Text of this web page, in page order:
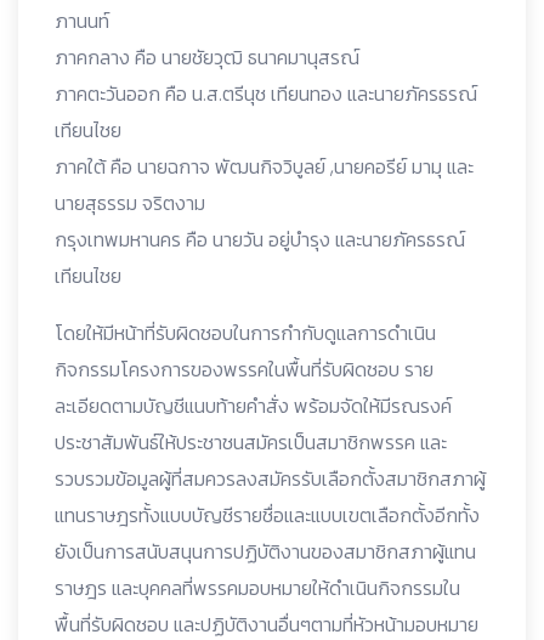
ภานนท์
ภาคกลาง คือ นายชัยวุฒิ ธนาคมานุสรณ์
ภาคตะวันออก คือ น.ส.ตรีนุช เทียนทอง และนายภัครธรณ์
เทียนไชย
ภาคใต้ คือ นายฉกาจ พัฒนกิจวิบูลย์ ,นายคอรีย์ มามุ และ
นายสุธรรม จริตงาม
กรุงเทพมหานคร คือ นายวัน อยู่บำรุง และนายภัครธรณ์
เทียนไชย
โดยให้มีหน้าที่รับผิดชอบในการกำกับดูแลการดำเนิน
กิจกรรมโครงการของพรรคในพื้นที่รับผิดชอบ ราย
ละเอียดตามบัญชีแนบท้ายคำสั่ง พร้อมจัดให้มีรณรงค์
ประชาสัมพันธ์ให้ประชาชนสมัครเป็นสมาชิกพรรค และ
รวบรวมข้อมูลผู้ที่สมควรลงสมัครรับเลือกตั้งสมาชิกสภาผู้
แทนราษฎรทั้งแบบบัญชีรายชื่อและแบบเขตเลือกตั้งอีกทั้ง
ยังเป็นการสนับสนุนการปฏิบัติงานของสมาชิกสภาผู้แทน
ราษฎร และบุคคลที่พรรคมอบหมายให้ดำเนินกิจกรรมใน
พื้นที่รับผิดชอบ และปฏิบัติงานอื่นๆตามที่หัวหน้ามอบหมาย